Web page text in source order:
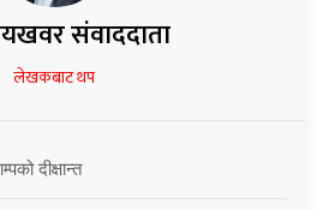
संवाददाता
लेखकबाट थप
दीक्षान्त